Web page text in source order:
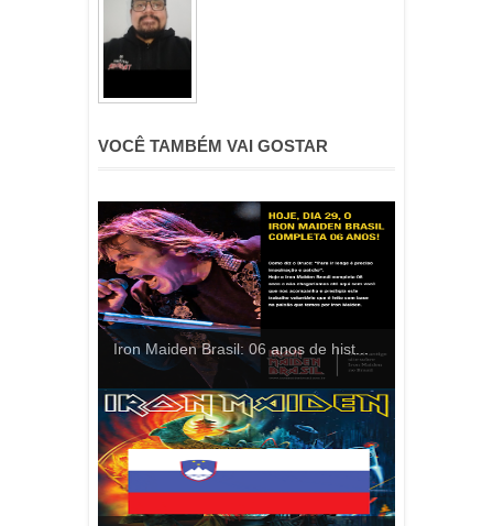
VOCÊ TAMBÉM VAI GOSTAR
Iron Maiden Brasil: 06 anos de hist...